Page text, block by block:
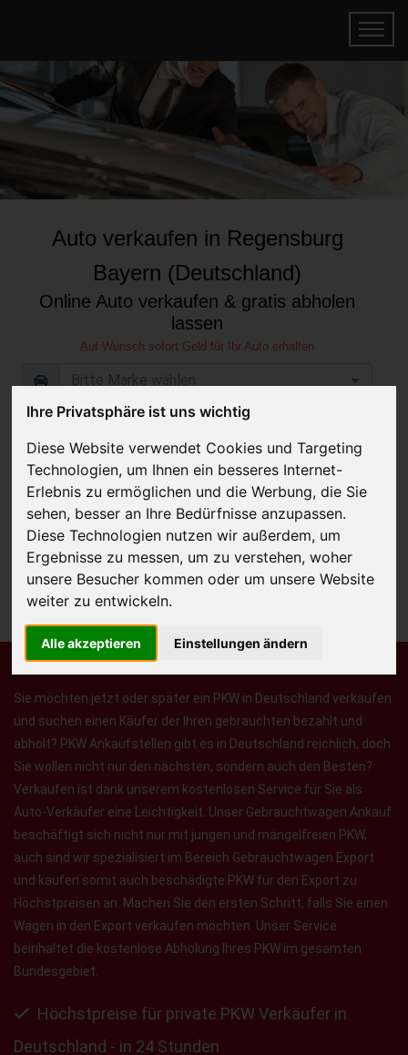
Ihre Privatsphäre ist uns wichtig
Diese Website verwendet Cookies und Targeting
Technologien, um Ihnen ein besseres Internet-
Erlebnis zu ermöglichen und die Werbung, die Sie
sehen, besser an Ihre Bedürfnisse anzupassen.
Diese Technologien nutzen wir außerdem, um
Ergebnisse zu messen, um zu verstehen, woher
unsere Besucher kommen oder um unsere Website
weiter zu entwickeln.
Alle akzeptieren Einstellungen ändern
Auto verkaufen in Regensburg
Bayern (Deutschland)
Online Auto verkaufen & gratis abholen
lassen
Auf Wunsch sofort Geld für Ihr Auto erhalten
JETZT KOSTENLOSE BEWERTUNG
Kostenloses Angebotfür den Ankauf Ihres Autos inklusive der
Abholung, auf Wunsch sofort Geld. Ihre Daten werden nicht mit Dritten
geteilt.
Wir garantieren 100% Sicherheit.
Sie möchten jetzt oder später ein PKW in Deutschland verkaufen
und suchen einen Käufer der Ihren gebrauchten bezahlt und
abholt? PKW Ankaufstellen gibt es in Deutschland reichlich, doch
Sie wollen nicht nur den nächsten, sondern auch den Besten?
Verkaufen ist dank unserem kostenlosen Service für Sie als
Auto-Verkäufer eine Leichtigkeit. Unser Gebrauchtwagen Ankauf
beschäftigt sich nicht nur mit jungen und mängelfreien PKW,
auch sind wir spezialisiert im Bereich Gebrauchtwagen Export
und kaufen somit auch beschädigte PKW für den Export zu
Höchstpreisen an. Machen Sie den ersten Schritt, falls Sie einen
Wagen in den Export verkaufen möchten. Unser Service
beinhaltet die kostenlose Abholung Ihres PKW im gesamten
Bundesgebiet.
Höchstpreise für private PKW Verkäufer in
Deutschland - in 24 Stunden